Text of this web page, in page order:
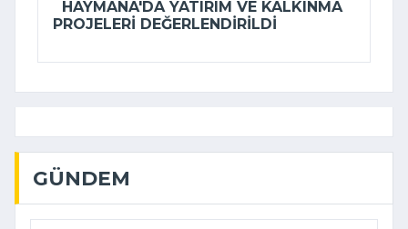
HAYMANA'DA YATIRIM VE KALKINMA
PROJELERI DEĞERLENDIRILDI
GÜNDEM